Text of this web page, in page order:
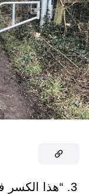
3. “هذا